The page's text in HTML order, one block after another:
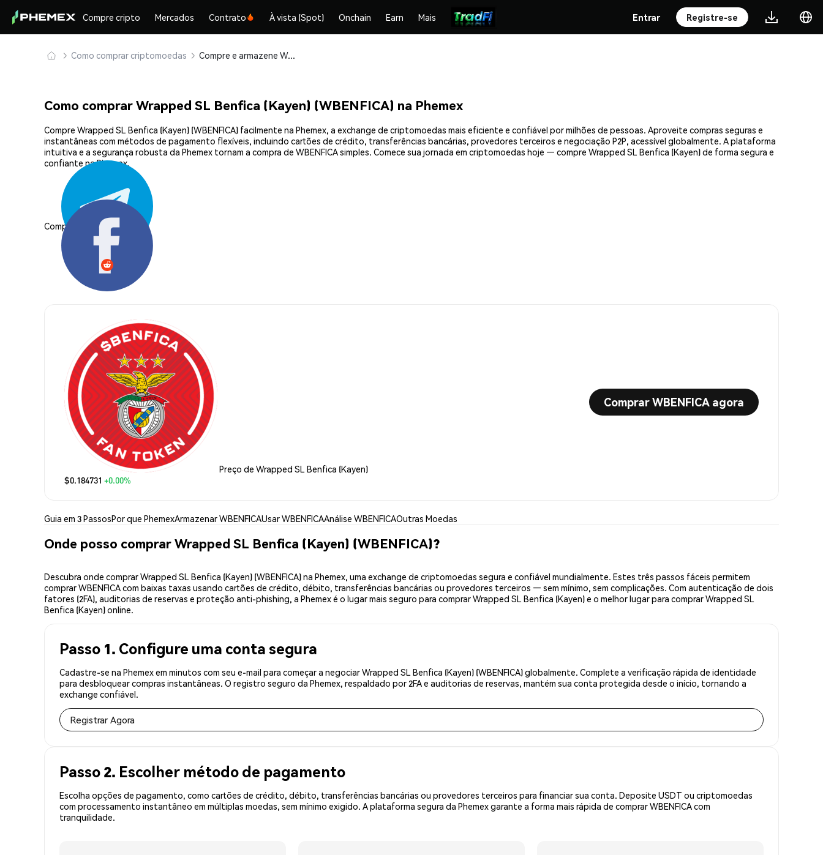
Compre cripto Mercados Contrato À vista (Spot) Onchain Earn Mais Entrar Registre-se
Como comprar criptomoedas Compre e armazene Wrapped SL Benfica (Kayen) (WBENFICA) com segurança
Como comprar Wrapped SL Benfica (Kayen) (WBENFICA) na Phemex
Compre Wrapped SL Benfica (Kayen) (WBENFICA) facilmente na Phemex, a exchange de criptomoedas mais eficiente e confiável por milhões de pessoas. Aproveite compras seguras e
instantâneas com métodos de pagamento flexíveis, incluindo cartões de crédito, transferências bancárias, provedores terceiros e negociação P2P, acessível globalmente. A plataforma
intuitiva e a segurança robusta da Phemex tornam a compra de WBENFICA simples. Comece sua jornada em criptomoedas hoje — compre Wrapped SL Benfica (Kayen) de forma segura e
confiante na Phemex.
Compartilhar:
Preço de Wrapped SL Benfica (Kayen)
$0.184731 +0.00%
Comprar WBENFICA agora
Guia em 3 PassosPor que PhemexArmazenar WBENFICAUsar WBENFICAAnálise WBENFICAOutras Moedas
Onde posso comprar Wrapped SL Benfica (Kayen) (WBENFICA)?
Descubra onde comprar Wrapped SL Benfica (Kayen) (WBENFICA) na Phemex, uma exchange de criptomoedas segura e confiável mundialmente. Estes três passos fáceis permitem
comprar WBENFICA com baixas taxas usando cartões de crédito, débito, transferências bancárias ou provedores terceiros — sem mínimo, sem complicações. Com autenticação de dois
fatores (2FA), auditorias de reservas e proteção anti-phishing, a Phemex é o lugar mais seguro para comprar Wrapped SL Benfica (Kayen) e o melhor lugar para comprar Wrapped SL
Benfica (Kayen) online.
Passo 1. Configure uma conta segura
Cadastre-se na Phemex em minutos com seu e-mail para começar a negociar Wrapped SL Benfica (Kayen) (WBENFICA) globalmente. Complete a verificação rápida de identidade
para desbloquear compras instantâneas. O registro seguro da Phemex, respaldado por 2FA e auditorias de reservas, mantém sua conta protegida desde o início, tornando a
exchange confiável.
Registrar Agora
Passo 2. Escolher método de pagamento
Escolha opções de pagamento, como cartões de crédito, débito, transferências bancárias ou provedores terceiros para financiar sua conta. Deposite USDT ou criptomoedas
com processamento instantâneo em múltiplas moedas, sem mínimo exigido. A plataforma segura da Phemex garante a forma mais rápida de comprar WBENFICA com
tranquilidade.